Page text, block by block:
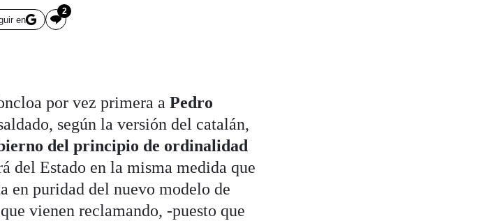
en
2
por vez primera a Pedro
según la versión del catalán,
del principio de ordinalidad
del Estado en la misma medida que
en puridad del nuevo modelo de
vienen reclamando, -puesto que